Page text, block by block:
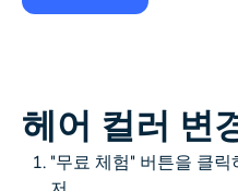
헤어 컬러 변
"무료 체험" 버튼을 클릭